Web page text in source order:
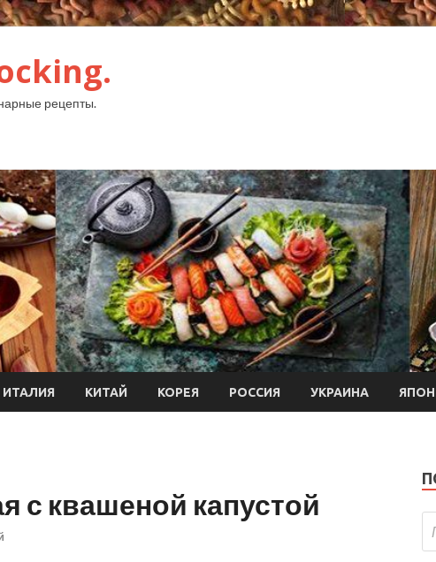
рецепты.
ИТАЛИЯ КИТАЙ КОРЕЯ РОССИЯ УКРАИНА
с квашеной капустой